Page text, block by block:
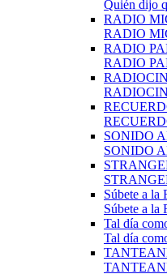
Quién dijo
RADIO
RADIO
RADIO
RADIO
SONIDO
SONIDO
Súbete a la
Súbete a la
Tal día
Tal día